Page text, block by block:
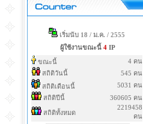
เริ่มนับ 18 / ม.ค. / 2555
ผู้ใช้งานขณะนี้ 4IP
ขณะนี้
4 คน
สถิติวันนี้
545 คน
สถิติเดือนนี้
5031 คน
สถิติปีนี้
360605 คน
สถิติทั้งหมด
2219458
คน